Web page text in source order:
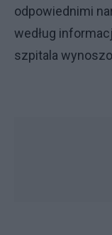
odpowiednimi
według
szpitala